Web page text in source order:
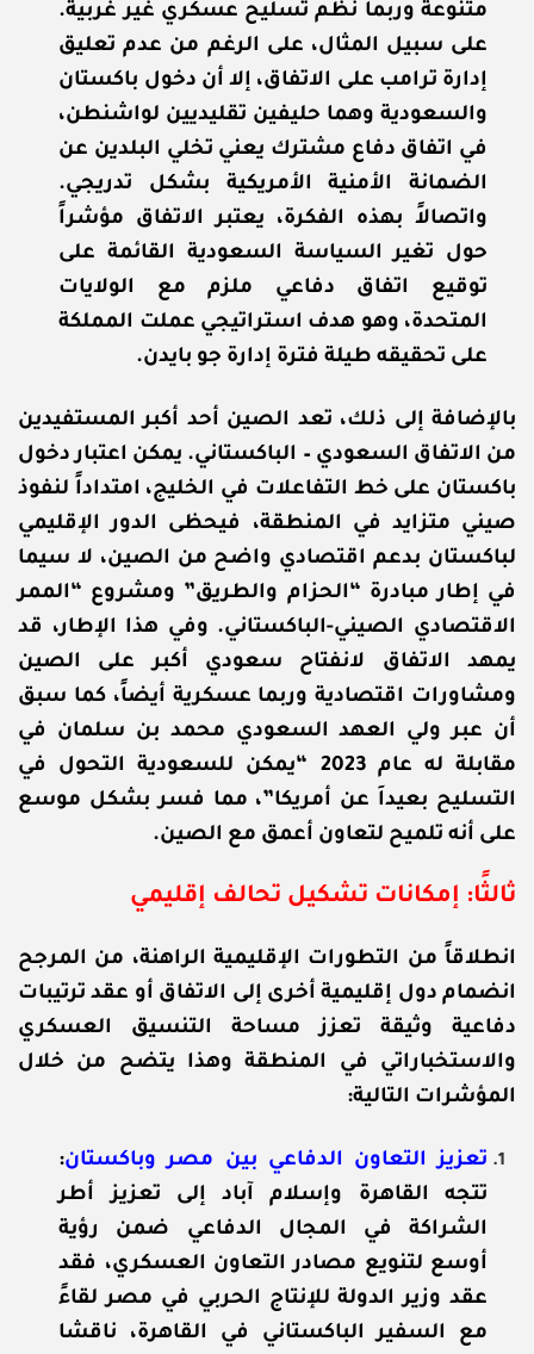
متنوعة وربما نظم تسليح عسكري غير غربية.
على سبيل المثال، على الرغم من عدم تعليق
إدارة ترامب على الاتفاق، إلا أن دخول باكستان
والسعودية وهما حليفين تقليديين لواشنطن،
في اتفاق دفاع مشترك يعني تخلي البلدين عن
الضمانة الأمنية الأمريكية بشكل تدريجي.
واتصالاً بهذه الفكرة، يعتبر الاتفاق مؤشراً
حول تغير السياسة السعودية القائمة على
توقيع اتفاق دفاعي ملزم مع الولايات
المتحدة، وهو هدف استراتيجي عملت المملكة
على تحقيقه طيلة فترة إدارة جو بايدن.
بالإضافة إلى ذلك، تعد الصين أحد أكبر المستفيدين
من الاتفاق السعودي – الباكستاني. يمكن اعتبار دخول
باكستان على خط التفاعلات في الخليج، امتداداً لنفوذ
صيني متزايد في المنطقة، فيحظى الدور الإقليمي
لباكستان بدعم اقتصادي واضح من الصين، لا سيما
في إطار مبادرة “الحزام والطريق” ومشروع “الممر
الاقتصادي الصيني-الباكستاني. وفي هذا الإطار، قد
يمهد الاتفاق لانفتاح سعودي أكبر على الصين
ومشاورات اقتصادية وربما عسكرية أيضاً، كما سبق
أن عبر ولي العهد السعودي محمد بن سلمان في
مقابلة له عام 2023 “يمكن للسعودية التحول في
التسليح بعيداَ عن أمريكا”، مما فسر بشكل موسع
على أنه تلميح لتعاون أعمق مع الصين.
ثالثًا: إمكانات تشكيل تحالف إقليمي
انطلاقاً من التطورات الإقليمية الراهنة، من المرجح
انضمام دول إقليمية أخرى إلى الاتفاق أو عقد ترتيبات
دفاعية وثيقة تعزز مساحة التنسيق العسكري
والاستخباراتي في المنطقة وهذا يتضح من خلال
المؤشرات التالية:
تعزيز التعاون الدفاعي بين مصر وباكستان:
تتجه القاهرة وإسلام آباد إلى تعزيز أطر
الشراكة في المجال الدفاعي ضمن رؤية
أوسع لتنويع مصادر التعاون العسكري، فقد
عقد وزير الدولة للإنتاج الحربي في مصر لقاءً
مع السفير الباكستاني في القاهرة، ناقشا